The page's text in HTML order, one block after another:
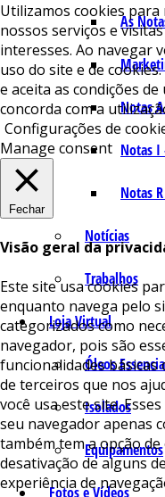
As
Notas
Notas I
Notas
Notícias
Trabalhos
Loja Virtual
Óleos
Isolados
Equipamentos
Fotos e Vídeos
Utilizamos cookies
nossos serviços e
interesses. Ao navegar
uso do site e de cookies.
e aceita as condições de
concorda com a
Configurações de
Manage consent
Fechar
Visão geral da
Este site usa cookies
enquanto navega pelo
categorizados como
navegador, pois são
funcionalidades básicas
de terceiros que nos
você usa este site.
seu navegador apenas
também tem a opção de
desativação de alguns
experiência de